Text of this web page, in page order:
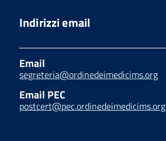
Indirizzi email
Email
segreteria@ordinedeimedicims.org
Email PEC
postcert@pec.ordinedeimedicims.org